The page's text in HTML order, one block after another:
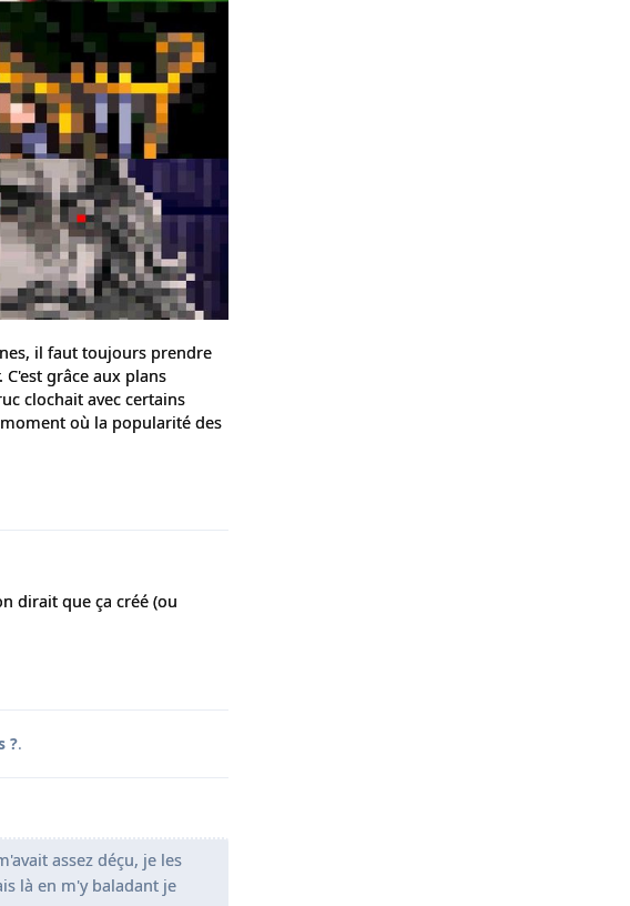
il faut toujours prendre
grâce aux plans
clochait avec certains
où la popularité des
dirait que ça créé (ou
?.
assez déçu, je les
là en m'y baladant je